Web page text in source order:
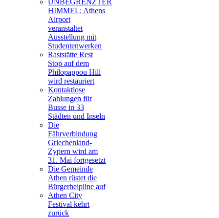
UNBEGRENZTER
HIMMEL: Athens
Airport
veranstaltet
Ausstellung mit
Studentenwerken
Raststätte Rest
Stop auf dem
Philopappou Hill
wird restauriert
Kontaktlose
Zahlungen für
Busse in 33
Städten und Inseln
Die
Fährverbindung
Griechenland-
Zypern wird am
31. Mai fortgesetzt
Die Gemeinde
Athen rüstet die
Bürgerhelpline auf
Athen City
Festival kehrt
zurück